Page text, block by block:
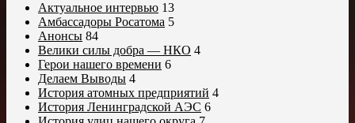
Актуальное интервью 13
Амбассадоры Росатома 5
Анонсы 84
Велики силы добра — НКО 4
Герои нашего времени 6
Делаем Выводы 4
История атомных предприятий 4
История Ленинградской АЭС 6